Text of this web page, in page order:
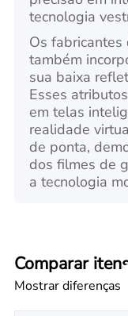
tecnologia
Os
também
sua baixa
Esses
em telas
realidade
de ponta,
dos filmes de
a tecnologia
Comparar
Mostrar diferenças